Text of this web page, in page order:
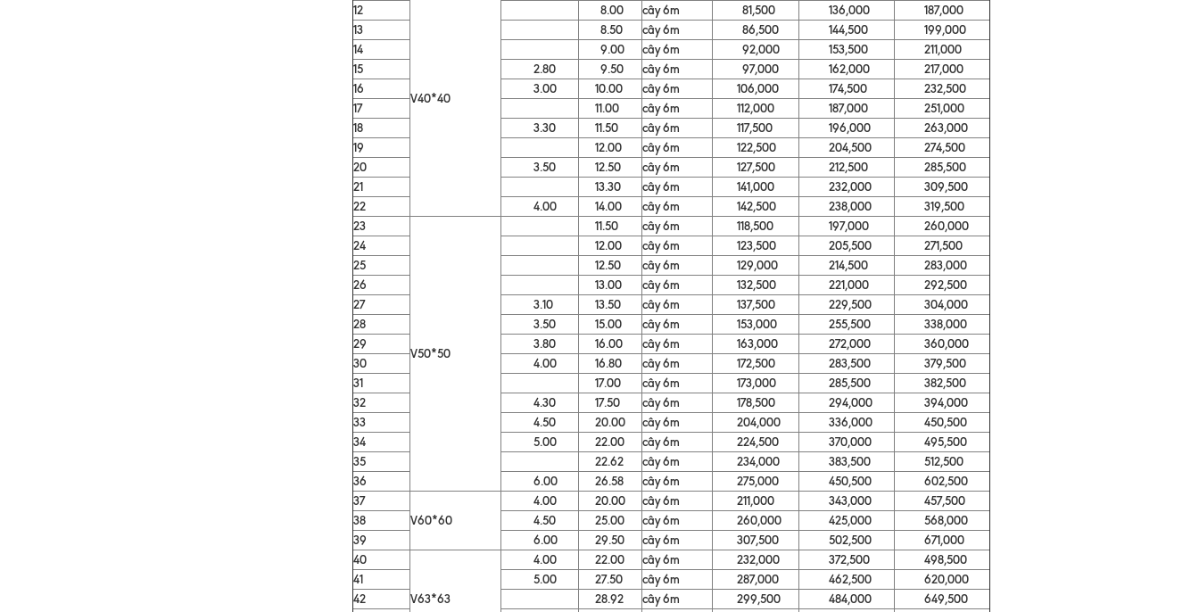
V40*40
12
8.00 cây 6m 81,500 136,000
187,000
13
8.50 cây 6m 86,500 144,500
199,000
14
9.00 cây 6m 92,000 153,500
211,000
15
2.80 9.50 cây 6m 97,000 162,000
217,000
16
3.00 10.00 cây 6m 106,000 174,500
232,500
17
11.00 cây 6m 112,000 187,000
251,000
18
3.30 11.50 cây 6m 117,500 196,000
263,000
19
12.00 cây 6m 122,500 204,500
274,500
20
3.50 12.50 cây 6m 127,500 212,500
285,500
21
13.30 cây 6m 141,000 232,000
309,500
22
4.00 14.00 cây 6m 142,500 238,000
319,500
23
V50*50
11.50 cây 6m 118,500 197,000
260,000
24
12.00 cây 6m 123,500 205,500
271,500
25
12.50 cây 6m 129,000 214,500
283,000
26
13.00 cây 6m 132,500 221,000
292,500
27
3.10 13.50 cây 6m 137,500 229,500
304,000
28
3.50 15.00 cây 6m 153,000 255,500
338,000
29
3.80 16.00 cây 6m 163,000 272,000
360,000
30
4.00 16.80 cây 6m 172,500 283,500
379,500
31
17.00 cây 6m 173,000 285,500
382,500
32
4.30 17.50 cây 6m 178,500 294,000
394,000
33
4.50 20.00 cây 6m 204,000 336,000
450,500
34
5.00 22.00 cây 6m 224,500 370,000
495,500
35
22.62 cây 6m 234,000 383,500
512,500
36
6.00 26.58 cây 6m 275,000 450,500
602,500
37
V60*60
4.00 20.00 cây 6m 211,000 343,000
457,500
38
4.50 25.00 cây 6m 260,000 425,000
568,000
39
6.00 29.50 cây 6m 307,500 502,500
671,000
40
V63*63
4.00 22.00 cây 6m 232,000 372,500
498,500
41
5.00 27.50 cây 6m 287,000 462,500
620,000
42
28.92 cây 6m 299,500 484,000
649,500